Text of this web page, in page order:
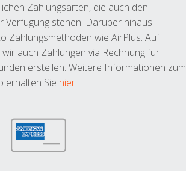
Zahlungsarten, die auch den
Verfügung stehen. Darüber hinaus
Zahlungsmethoden wie AirPlus. Auf
auch Zahlungen via Rechnung für
erstellen. Weitere Informationen zum
erhalten Sie hier.